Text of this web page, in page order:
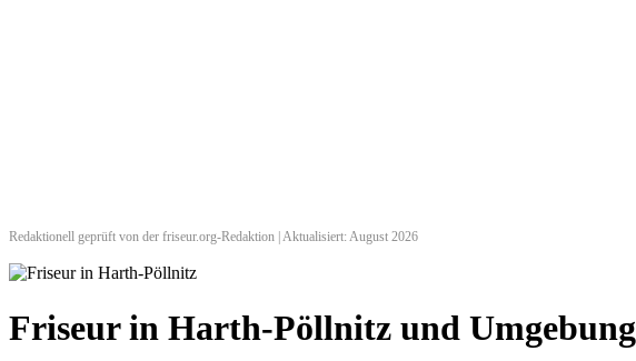
Redaktionell geprüft von der friseur.org-Redaktion | Aktualisiert: August 2026
Friseur in Harth-Pöllnitz und Umgebung